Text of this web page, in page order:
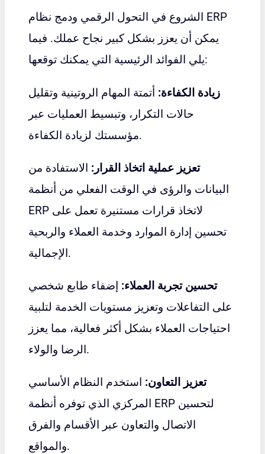
الشروع في التحول الرقمي ودمج نظام ERP
يمكن أن يعزز بشكل كبير نجاح عملك. فيما
يلي الفوائد الرئيسية التي يمكنك توقعها:
زيادة الكفاءة: أتمتة المهام الروتينية وتقليل
حالات التكرار، وتبسيط العمليات عبر
مؤسستك لزيادة الكفاءة.
تعزيز عملية اتخاذ القرار: الاستفادة من
البيانات والرؤى في الوقت الفعلي من أنظمة
ERP
تحسين إدارة الموارد وخدمة العملاء والربحية
الإجمالية.
تحسين تجربة العملاء: إضفاء طابع شخصي
على التفاعلات وتعزيز مستويات الخدمة لتلبية
احتياجات العملاء بشكل أكثر فعالية، مما يعزز
الرضا والولاء.
تعزيز التعاون: استخدم النظام الأساسي
المركزي الذي توفره أنظمة ERP لتحسين
الاتصال والتعاون عبر الأقسام والفرق
والمواقع.